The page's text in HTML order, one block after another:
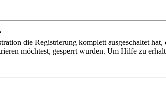
die Registrierung komplett ausgeschaltet
möchtest, gesperrt wurden. Um Hilfe zu